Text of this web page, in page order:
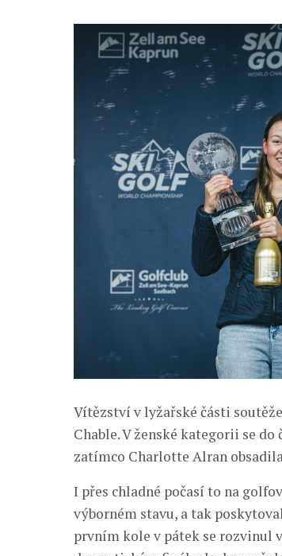
Vítězství v lyžařské části
Chable. V ženské kategorii se
zatímco Charlotte Alran
I přes chladné počasí to na
výborném stavu, a tak
prvním kole v pátek se rozvinul